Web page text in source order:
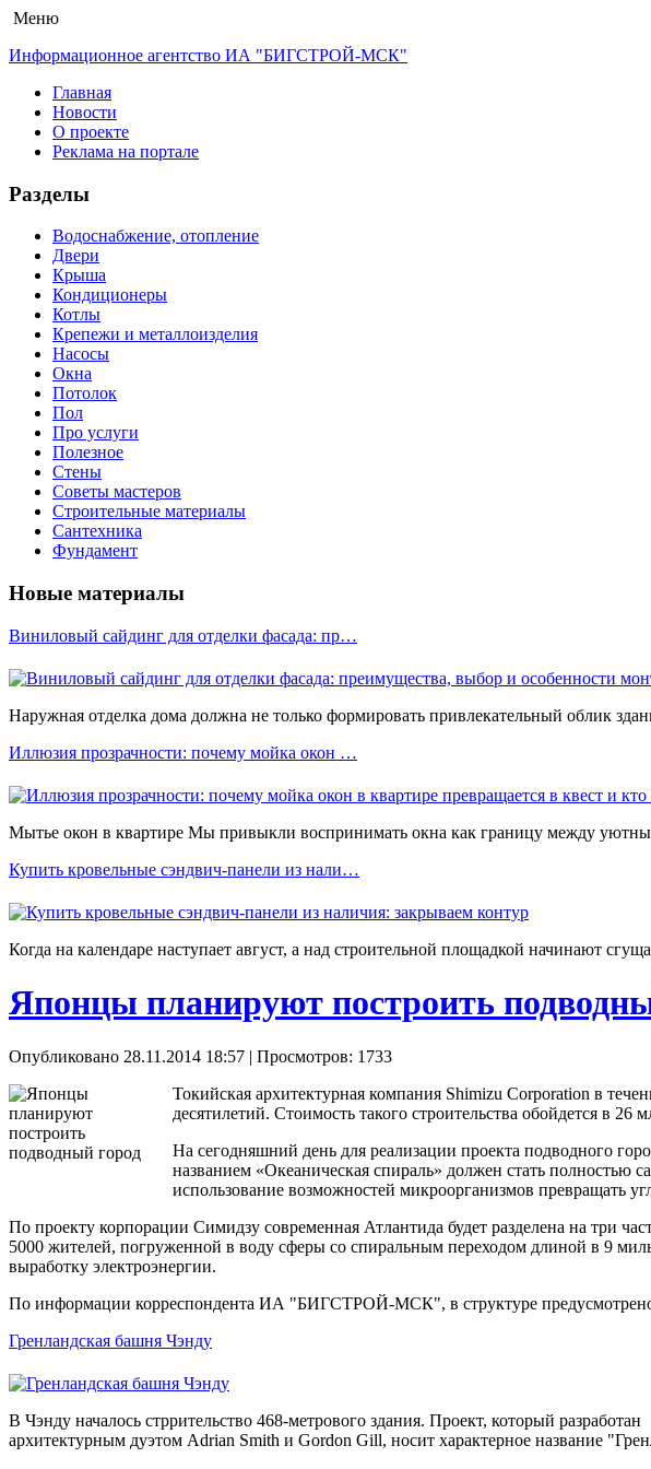
Меню
Информационное агентство ИА "БИГСТРОЙ-МСК"
Главная
Новости
О проекте
Реклама на портале
Разделы
Водоснабжение, отопление
Двери
Крыша
Кондиционеры
Котлы
Крепежи и металлоизделия
Насосы
Окна
Потолок
Пол
Про услуги
Полезное
Стены
Советы мастеров
Строительные материалы
Сантехника
Фундамент
Новые материалы
Виниловый сайдинг для отделки фасада: пр…
Наружная отделка дома должна не только формировать привлекательный облик
Иллюзия прозрачности: почему мойка окон …
Мытье окон в квартире Мы привыкли воспринимать окна как границу между
Купить кровельные сэндвич-панели из нали…
Когда на календаре наступает август, а над строительной площадкой начинают
Японцы планируют построить
Опубликовано 28.11.2014 18:57 | Просмотров: 1733
Токийская архитектурная компания Shimizu Corporation в
десятилетий. Стоимость такого строительства обойдется в
На сегодняшний день для реализации проекта подводного
названием «Океаническая спираль» должен стать полностью
использование возможностей микроорганизмов превращать
По проекту корпорации Симидзу современная Атлантида будет разделена на три
5000 жителей, погруженной в воду сферы со спиральным переходом длиной в 9
выработку электроэнергии.
По информации корреспондента ИА "БИГСТРОЙ-МСК", в структуре
Гренландская башня Чэнду
В Чэнду началось стррительство 468-метрового здания. Проект, который разработан
архитектурным дуэтом Adrian Smith и Gordon Gill, носит характерное название